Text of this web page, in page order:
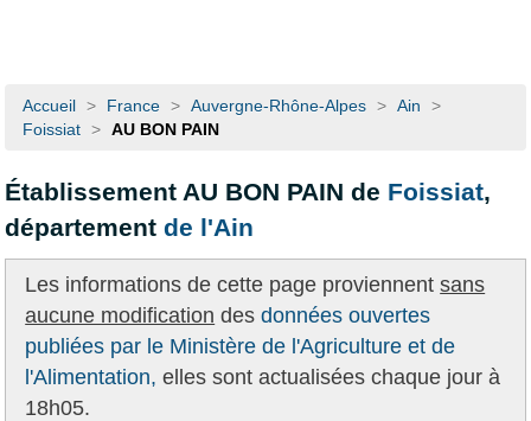
Accueil > France > Auvergne-Rhône-Alpes > Ain
>
Foissiat > AU BON PAIN
Établissement AU BON PAIN de Foissiat,
départementde l'Ain
Les informations de cette page proviennentsans
aucune modification desdonnées ouvertes
publiées par le Ministère de l'Agriculture et de
l'Alimentation, elles sont actualisées chaque jour à
18h05.